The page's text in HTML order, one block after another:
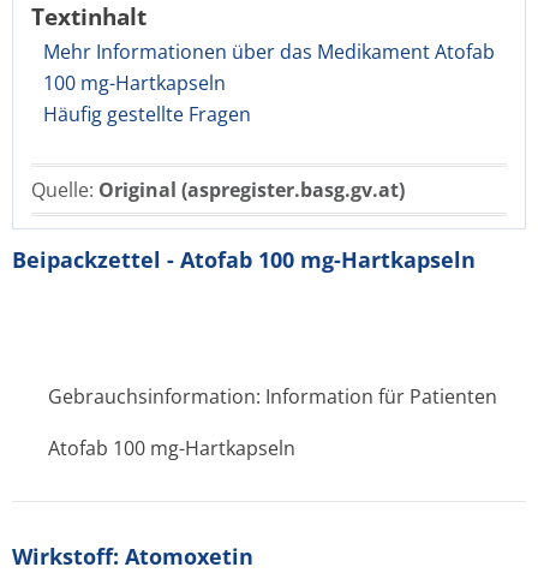
Textinhalt
Mehr Informationen über das Medikament Atofab
100 mg-Hartkapseln
Häufig gestellte Fragen
Quelle: Original (aspregister.basg.gv.at)
Beipackzettel - Atofab 100 mg-Hartkapseln
Gebrauchsinformation: Information für Patienten
Atofab 100 mg-Hartkapseln
Wirkstoff: Atomoxetin